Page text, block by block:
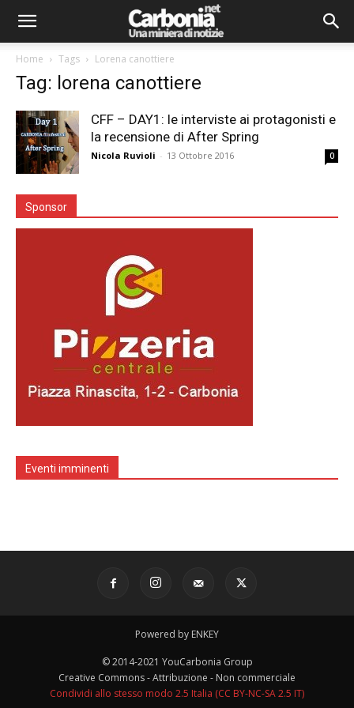
Home Tags Lorena canottiere
Tag: lorena canottiere
CFF – DAY1: le interviste ai protagonisti e
la recensione di After Spring
Nicola Ruvioli - 13 Ottobre 2016 0
Sponsor
Eventi imminenti
Powered by ENKEY
© 2014-2021 YouCarbonia Group
Creative Commons - Attribuzione - Non commerciale
Condividi allo stesso modo 2.5 Italia (CC BY-NC-SA 2.5 IT)